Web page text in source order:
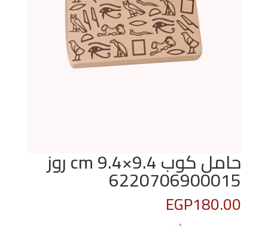
حامل كوب 9.4×9.4 cm روز
6220706900015
EGP180.00